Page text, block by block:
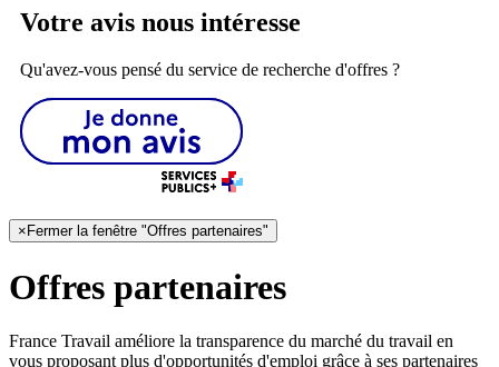
Votre avis nous intéresse
Qu'avez-vous pensé du service de recherche d'offres ?
× Fermer la fenêtre "Offres partenaires"
Offres partenaires
France Travail améliore la transparence du marché du travail en
vous proposant plus d'opportunités d'emploi grâce à ses partenaires